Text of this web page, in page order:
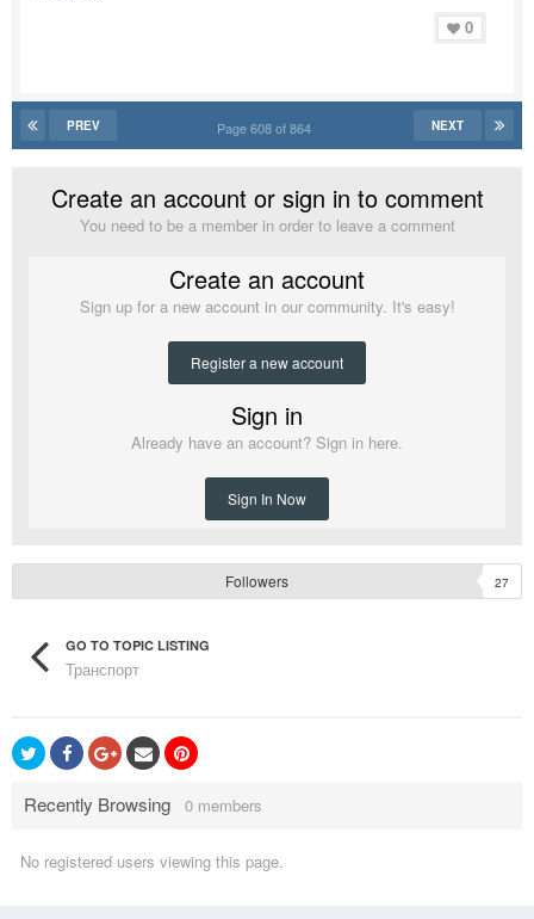
0
PREV NEXT
Page 608 of 864
Create an account or sign in to comment
You need to be a member in order to leave a comment
Create an account
Sign up for a new account in our community. It's easy!
Register a new account
Sign in
Already have an account? Sign in here.
Sign In Now
Followers 27
GO TO TOPIC LISTING
Транспорт
Recently Browsing 0 members
No registered users viewing this page.